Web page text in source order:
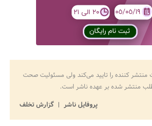
منتشر کننده را تایید می‌کند ولی مسئولیت صحت
منتشر شده بر عهده ناشر است.
پروفایل ناشر
گزارش تخلف